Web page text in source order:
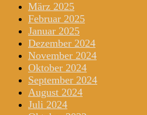
März 2025
Februar 2025
Januar 2025
Dezember 2024
November 2024
Oktober 2024
September 2024
August 2024
Juli 2024